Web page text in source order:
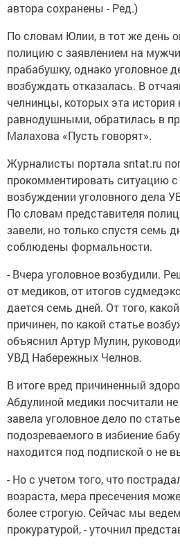
автора сохранены - Ред.)
По словам Юлии, в тот же день
полицию с заявлением на
прабабушку, однако уголовное
возбуждать отказалась. В
челнинцы, которых эта история
равнодушными, обратилась в
Малахова «Пусть говорят».
Журналисты портала sntat.ru
прокомментировать ситуацию
возбуждении уголовного дела
По словам представителя
завели, но только спустя семь
соблюдены формальности.
- Вчера уголовное возбудили.
от медиков, от итогов
дается семь дней. От того,
причинен, по какой статье
объяснил Артур Мулин,
УВД Набережных Челнов.
В итоге вред причиненный
Абдулиной медики посчитали
завела уголовное дело по
подозреваемого в избиение
находится под подпиской о не
- Но с учетом того, что
возраста, мера пресечения
более строгую. Сейчас мы
прокуратурой, - уточнил